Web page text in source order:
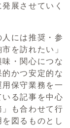
展させていく
には推奨・参
を訪れたい」
味・関心につな
かつ安定的な
保守業務を一
る記事を中心
も合わせて行
図るものとし